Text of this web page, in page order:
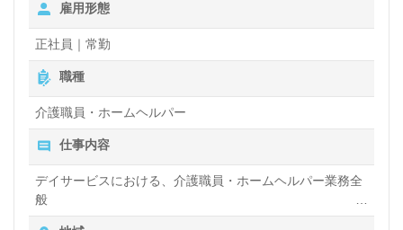
雇用形態
正社員｜常勤
職種
介護職員・ホームヘルパー
仕事内容
デイサービスにおける、介護職員・ホームヘルパー業務全
般
入浴や排せつ、食事などの身体的サポート、買い物や掃